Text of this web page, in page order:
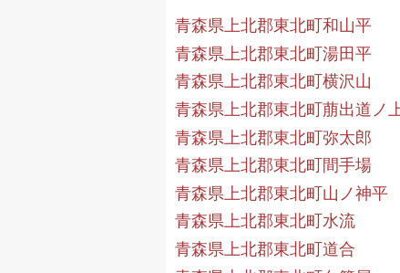
青森県上北郡東北町和山平
青森県上北郡東北町湯田平
青森県上北郡東北町横沢山
青森県上北郡東北町萠出道ノ
青森県上北郡東北町弥太郎
青森県上北郡東北町間手場
青森県上北郡東北町山ノ神平
青森県上北郡東北町水流
青森県上北郡東北町道合